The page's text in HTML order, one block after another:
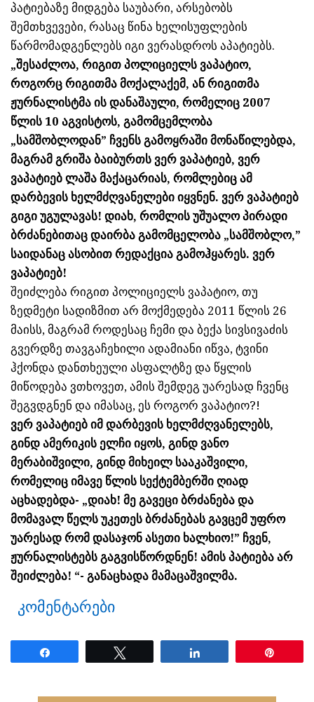
პატიებაზე მიდგება საუბარი, არსებობს
შემთხვევები, რასაც წინა ხელისუფლების
წარმომადგენლებს იგი ვერასდროს აპატიებს.
„შესაძლოა, რიგით პოლიციელს ვაპატიო,
როგორც რიგითმა მოქალაქემ, ან რიგითმა
ჟურნალისტმა ის დანაშაული, რომელიც 2007
წლის 10 აგვისტოს, გამომცემლობა
„სამშობლოდან” ჩვენს გამოყრაში მონაწილებდა,
მაგრამ გრიშა ბაიბურთს ვერ ვაპატიებ, ვერ
ვაპატიებ ლაშა მაქაცარიას, რომლებიც ამ
დარბევის ხელმძღვანელები იყვნენ. ვერ ვაპატიებ
გიგი უგულავას! დიახ, რომლის უშუალო პირადი
ბრძანებითაც დაირბა გამომცელობა „სამშობლო,”
საიდანაც ასობით რედაქცია გამოჰყარეს. ვერ
ვაპატიებ!
შეიძლება რიგით პოლიციელს ვაპატიო, თუ
ზედმეტი სადიზმით არ მოქმედება 2011 წლის 26
მაისს, მაგრამ როდესაც ჩემი და ბექა სივსივაძის
გვერდზე თავგაჩეხილი ადამიანი იწვა, ტვინი
ჰქონდა დანთხეული ასფალტზე და წყლის
მიწოდება ვთხოვეთ, ამის შემდეგ უარესად ჩვენც
შეგვდგნენ და იმასაც, ეს როგორ ვაპატიო?!
ვერ ვაპატიებ იმ დარბევის ხელმძღვანელებს,
გინდ ამერიკის ელჩი იყოს, გინდ ვანო
მერაბიშვილი, გინდ მიხეილ სააკაშვილი,
რომელიც იმავე წლის სექტემბერში ღიად
აცხადებდა- „დიახ! მე გავეცი ბრძანება და
მომავალ წელს უკეთეს ბრძანებას გავცემ უფრო
უარესად რომ დასაჯონ ასეთი ხალხიო!” ჩვენ,
ჟურნალისტებს გაგვისწორდნენ! ამის პატიება არ
შეიძლება! “- განაცხადა მამაცაშვილმა.
კომენტარები